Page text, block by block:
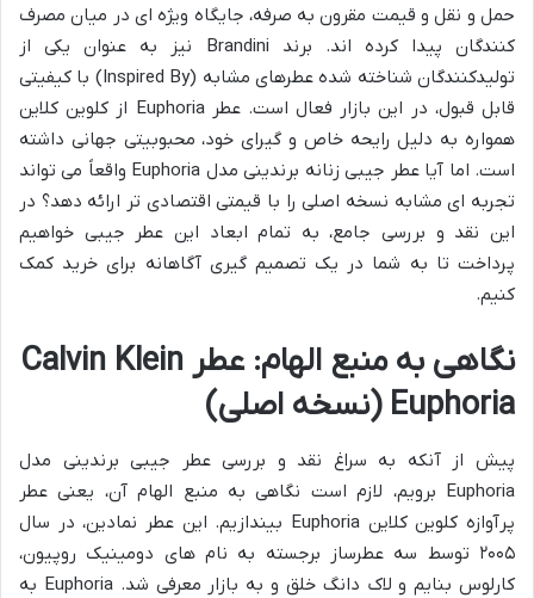
حمل و نقل و قیمت مقرون به صرفه، جایگاه ویژه ای در میان مصرف
کنندگان پیدا کرده اند. برند Brandini نیز به عنوان یکی از
تولیدکنندگان شناخته شده عطرهای مشابه (Inspired By) با کیفیتی
قابل قبول، در این بازار فعال است. عطر Euphoria از کلوین کلاین
همواره به دلیل رایحه خاص و گیرای خود، محبوبیتی جهانی داشته
است. اما آیا عطر جیبی زنانه برندینی مدل Euphoria واقعاً می تواند
تجربه ای مشابه نسخه اصلی را با قیمتی اقتصادی تر ارائه دهد؟ در
این نقد و بررسی جامع، به تمام ابعاد این عطر جیبی خواهیم
پرداخت تا به شما در یک تصمیم گیری آگاهانه برای خرید کمک
کنیم.
نگاهی به منبع الهام: عطر Calvin Klein
Euphoria (نسخه اصلی)
پیش از آنکه به سراغ نقد و بررسی عطر جیبی برندینی مدل
Euphoria برویم، لازم است نگاهی به منبع الهام آن، یعنی عطر
پرآوازه کلوین کلاین Euphoria بیندازیم. این عطر نمادین، در سال
۲۰۰۵ توسط سه عطرساز برجسته به نام های دومینیک روپیون،
کارلوس بنایم و لاک دانگ خلق و به بازار معرفی شد. Euphoria به